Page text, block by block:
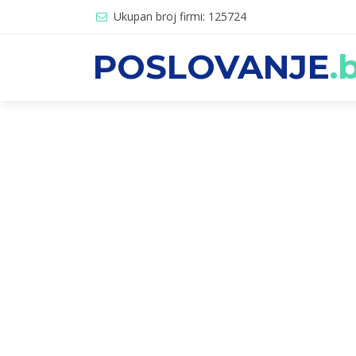
Ukupan broj firmi: 125724
POSLOVANJE